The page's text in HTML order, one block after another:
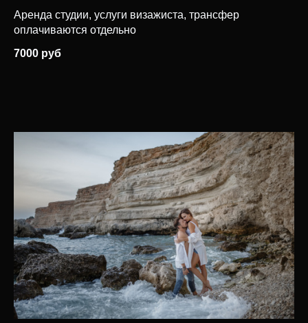
Аренда студии, услуги визажиста, трансфер
оплачиваются отдельно
7000 руб